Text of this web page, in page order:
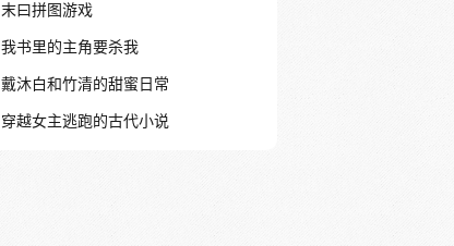
末曰拼图游戏
我书里的主角要杀我
戴沐白和竹清的甜蜜日常
穿越女主逃跑的古代小说